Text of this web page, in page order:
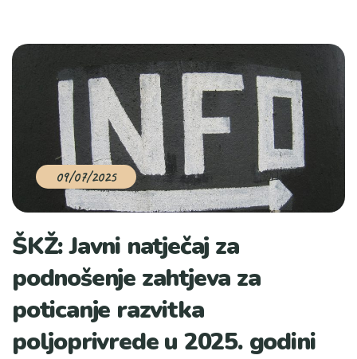
09/07/2025
ŠKŽ: Javni natječaj za
podnošenje zahtjeva za
poticanje razvitka
poljoprivrede u 2025. godini